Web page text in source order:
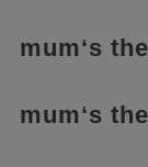
mum‘s
mum‘s